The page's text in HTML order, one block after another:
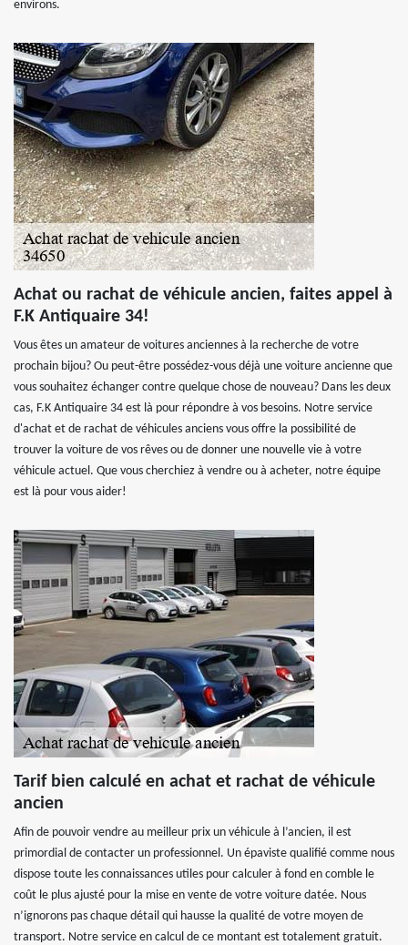
environs.
Achat ou rachat de véhicule ancien, faites appel à
F.K Antiquaire 34!
Vous êtes un amateur de voitures anciennes à la recherche de votre
prochain bijou? Ou peut-être possédez-vous déjà une voiture ancienne que
vous souhaitez échanger contre quelque chose de nouveau? Dans les deux
cas, F.K Antiquaire 34 est là pour répondre à vos besoins. Notre service
d'achat et de rachat de véhicules anciens vous offre la possibilité de
trouver la voiture de vos rêves ou de donner une nouvelle vie à votre
véhicule actuel. Que vous cherchiez à vendre ou à acheter, notre équipe
est là pour vous aider!
Tarif bien calculé en achat et rachat de véhicule
ancien
Afin de pouvoir vendre au meilleur prix un véhicule à l’ancien, il est
primordial de contacter un professionnel. Un épaviste qualifié comme nous
dispose toute les connaissances utiles pour calculer à fond en comble le
coût le plus ajusté pour la mise en vente de votre voiture datée. Nous
n’ignorons pas chaque détail qui hausse la qualité de votre moyen de
transport. Notre service en calcul de ce montant est totalement gratuit.